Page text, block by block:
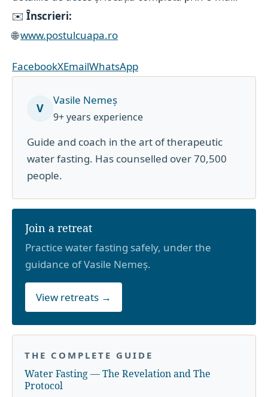
✉️Înscrieri:
🌐www.postulcuapa.ro
FacebookXEmailWhatsApp
V
Vasile Nemeș
9+ years experience
Guide and coach in the art of therapeutic
water fasting. Has counselled over 70,500
people.
Join a retreat
Practice water fasting safely, under the
guidance of Vasile Nemeș.
View retreats →
THE COMPLETE GUIDE
Water Fasting — The Revelation and The
Protocol